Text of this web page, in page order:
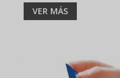
VER MÁS